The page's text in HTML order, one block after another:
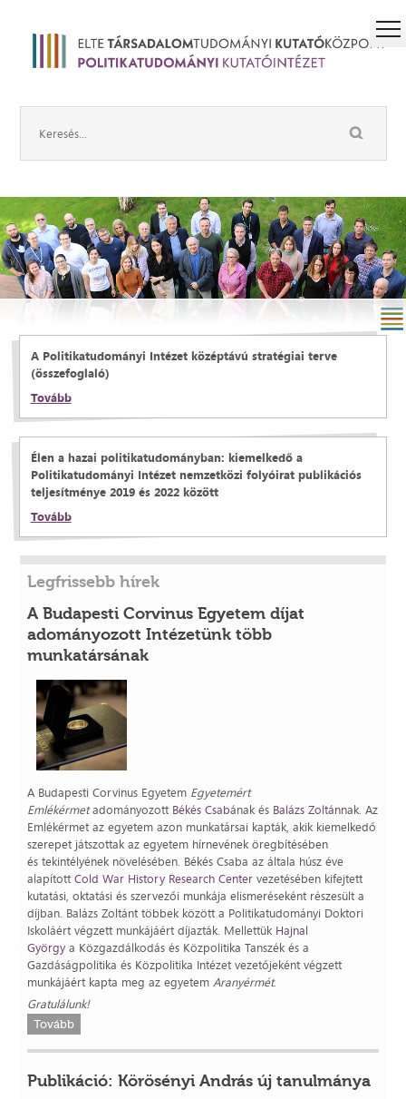
A Politikatudományi Intézet középtávú stratégiai terve
(összefoglaló)
Tovább
Élen a hazai politikatudományban: kiemelkedő a
Politikatudományi Intézet nemzetközi folyóirat publikációs
teljesítménye 2019 és 2022 között
Tovább
Legfrissebb hírek
A Budapesti Corvinus Egyetem díjat
adományozott Intézetünk több
munkatársának
A Budapesti Corvinus Egyetem Egyetemért
Emlékérmetadományozott Békés Csabának és Balázs Zoltánnak. Az
Emlékérmet az egyetem azon munkatársai kapták, akik kiemelkedő
szerepet játszottak az egyetem hírnevének öregbítésében
és tekintélyének növelésében. Békés Csaba az általa húsz éve
alapítottCold War History Research Centervezetésében kifejtett
kutatási, oktatási és szervezői munkája elismeréseként részesült a
díjban. Balázs Zoltánt többek között a Politikatudományi Doktori
Iskoláért végzett munkájáért díjazták. Mellettük Hajnal
György a Közgazdálkodás és Közpolitika Tanszék és a
Gazdáságpolitika és Közpolitika Intézet vezetőjeként végzett
munkájáért kapta meg az egyetemAranyérmét.
Gratulálunk!
Tovább
Publikáció: Körösényi András új tanulmánya